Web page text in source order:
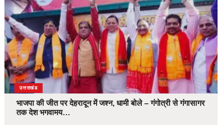
उत्तराखंड
भाजपा की जीत पर देहरादून में जश्न, धामी बोले – गंगोत्री से गंगासागर
तक देश भगवामय…